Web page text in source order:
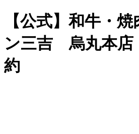
【公式】和牛・
ン三吉 烏丸本
約